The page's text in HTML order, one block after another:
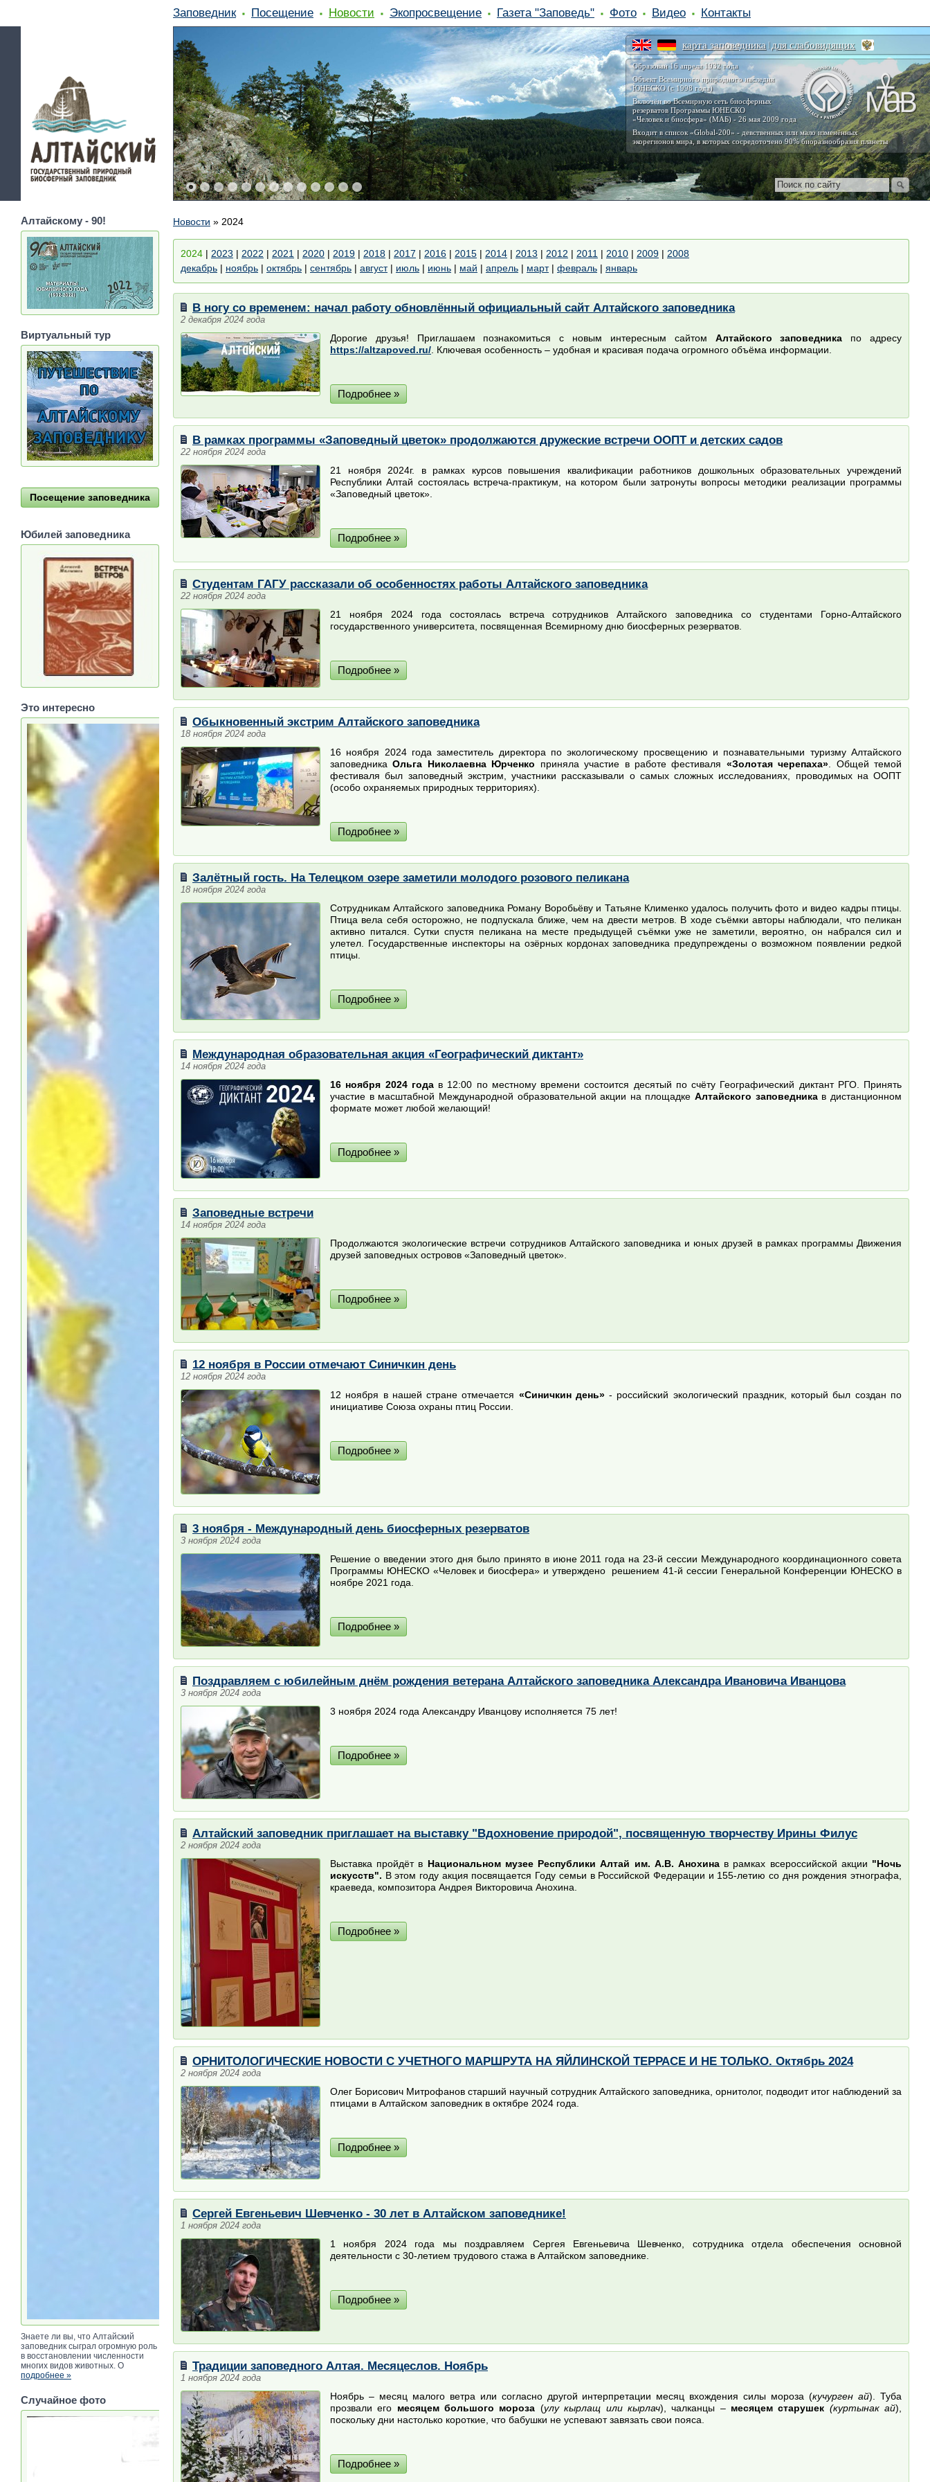
карта заповедника | для слабовидящих
Образован 16 апреля 1932 года
Объект Всемирного природного наследия
ЮНЕСКО (с 1998 года)
Включён во Всемирную сеть биосферных
резерватов Программы ЮНЕСКО
«Человек и биосфера» (МАБ) - 26 мая 2009 года
Входит в список «Global-200» - девственных или мало изменённых
экорегионов мира, в которых сосредоточено 90% биоразнообразия планеты
Заповедник Посещение Новости Экопросвещение Газета "Заповедь" Фото Видео Контакты
Новости » 2024
2024 | 2023 | 2022 | 2021 | 2020 | 2019 | 2018 | 2017 | 2016 | 2015 | 2014 | 2013 | 2012 | 2011 | 2010 | 2009 | 2008
декабрь | ноябрь | октябрь | сентябрь | август| июль | июнь | май | апрель | март| февраль | январь
В ногу со временем: начал работу обновлённый официальный сайт Алтайского заповедника
2 декабря 2024 года
Дорогие друзья! Приглашаем познакомиться с новым интересным сайтом Алтайского заповедника по адресу
https://altzapoved.ru/ . Ключевая особенность – удобная и красивая подача огромного объёма информации.
Подробнее »
В рамках программы «Заповедный цветок» продолжаются дружеские встречи ООПТ и детских садов
22 ноября 2024 года
21 ноября 2024г. в рамках курсов повышения квалификации работников дошкольных образовательных учреждений
Республики Алтай состоялась встреча-практикум, на котором были затронуты вопросы методики реализации программы
«Заповедный цветок».
Подробнее »
Студентам ГАГУ рассказали об особенностях работы Алтайского заповедника
22 ноября 2024 года
21 ноября 2024 года состоялась встреча сотрудников Алтайского заповедника со студентами Горно-Алтайского
государственного университета, посвященная Всемирному дню биосферных резерватов.
Подробнее »
Обыкновенный экстрим Алтайского заповедника
18 ноября 2024 года
16 ноября 2024 года заместитель директора по экологическому просвещению и познавательными туризму Алтайского
заповедникаОльга Николаевна Юрченко приняла участие в работе фестиваля «Золотая черепаха» . Общей темой
фестиваля был заповедный экстрим, участники рассказывали о самых сложных исследованиях, проводимых на ООПТ
(особо охраняемых природных территориях).
Подробнее »
Залётный гость. На Телецком озере заметили молодого розового пеликана
18 ноября 2024 года
Сотрудникам Алтайского заповедника Роману Воробьёву и Татьяне Клименко удалось получить фото и видео кадры птицы.
Птица вела себя осторожно, не подпускала ближе, чем на двести метров. В ходе съёмки авторы наблюдали, что пеликан
активно питался. Сутки спустя пеликана на месте предыдущей съёмки уже не заметили, вероятно, он набрался сил и
улетел. Государственные инспекторы на озёрных кордонах заповедника предупреждены о возможном появлении редкой
птицы.
Подробнее »
Международная образовательная акция «Географический диктант»
14 ноября 2024 года
16 ноября 2024 годав 12:00 по местному времени состоится десятый по счёту Географический диктант РГО. Принять
участие в масштабной Международной образовательной акции на площадкеАлтайского заповедникав дистанционном
формате может любой желающий!
Подробнее »
Заповедные встречи
14 ноября 2024 года
Продолжаются экологические встречи сотрудников Алтайского заповедника и юных друзей в рамках программы Движения
друзей заповедных островов «Заповедный цветок».
Подробнее »
12 ноября в России отмечают Синичкин день
12 ноября 2024 года
12 ноября в нашей стране отмечается «Синичкин день»- российский экологический праздник, который был создан по
инициативе Союза охраны птиц России.
Подробнее »
3 ноября - Международный день биосферных резерватов
3 ноября 2024 года
Решение о введении этого дня было принято в июне 2011 года на 23-й сессии Международного координационного совета
Программы ЮНЕСКО «Человек и биосфера» и утверждено решением 41-й сессии Генеральной Конференции ЮНЕСКО в
ноябре 2021 года.
Подробнее »
Поздравляем с юбилейным днём рождения ветерана Алтайского заповедника Александра Ивановича Иванцова
3 ноября 2024 года
3 ноября 2024 года Александру Иванцову исполняется 75 лет!
Подробнее »
Алтайский заповедник приглашает на выставку "Вдохновение природой", посвященную творчеству Ирины Филус
2 ноября 2024 года
Выставка пройдёт в Национальном музее Республики Алтай им. А.В. Анохинав рамках всероссийской акции "Ночь
искусств". В этом году акция посвящается Году семьи в Российской Федерации и 155-летию со дня рождения этнографа,
краеведа, композитора Андрея Викторовича Анохина.
Подробнее »
ОРНИТОЛОГИЧЕСКИЕ НОВОСТИ С УЧЕТНОГО МАРШРУТА НА ЯЙЛИНСКОЙ ТЕРРАСЕ И НЕ ТОЛЬКО. Октябрь 2024
2 ноября 2024 года
Олег Борисович Митрофанов старший научный сотрудник Алтайского заповедника, орнитолог, подводит итог наблюдений за
птицами в Алтайском заповедник в октябре 2024 года.
Подробнее »
Сергей Евгеньевич Шевченко - 30 лет в Алтайском заповеднике!
1 ноября 2024 года
1 ноября 2024 года мы поздравляем Сергея Евгеньевича Шевченко, сотрудника отдела обеспечения основной
деятельности с 30-летием трудового стажа в Алтайском заповеднике.
Подробнее »
Традиции заповедного Алтая. Месяцеслов. Ноябрь
1 ноября 2024 года
Ноябрь – месяц малого ветра или согласно другой интерпретации месяц вхождения силы мороза (кучурген ай). Туба
прозвали его месяцем большого мороза (улу кырлащ или кырлач), чалканцы – месяцем старушек (куртынак ай),
поскольку дни настолько короткие, что бабушки не успевают завязать свои пояса.
Подробнее »
Алтайскому - 90!
Виртуальный тур
Посещение заповедника
Юбилей заповедника
Это интересно
Знаете ли вы, что Алтайский
заповедник сыграл огромную роль
в восстановлении численности
многих видов животных. О
подробнее »
Случайное фото